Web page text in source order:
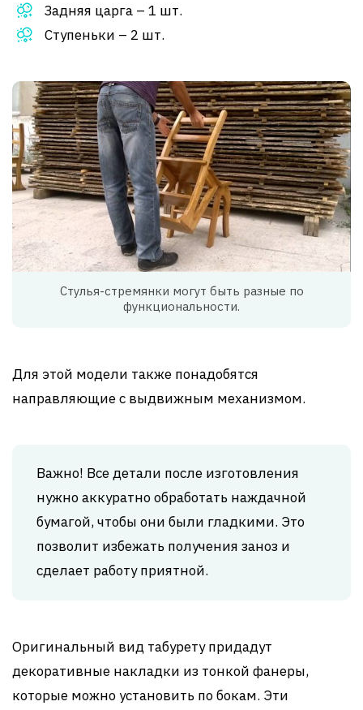
Задняя царга – 1 шт.
Ступеньки – 2 шт.
Стулья-стремянки могут быть разные по
функциональности.
Для этой модели также понадобятся
направляющие с выдвижным механизмом.
Важно! Все детали после изготовления
нужно аккуратно обработать наждачной
бумагой, чтобы они были гладкими. Это
позволит избежать получения заноз и
сделает работу приятной.
Оригинальный вид табурету придадут
декоративные накладки из тонкой фанеры,
которые можно установить по бокам. Эти